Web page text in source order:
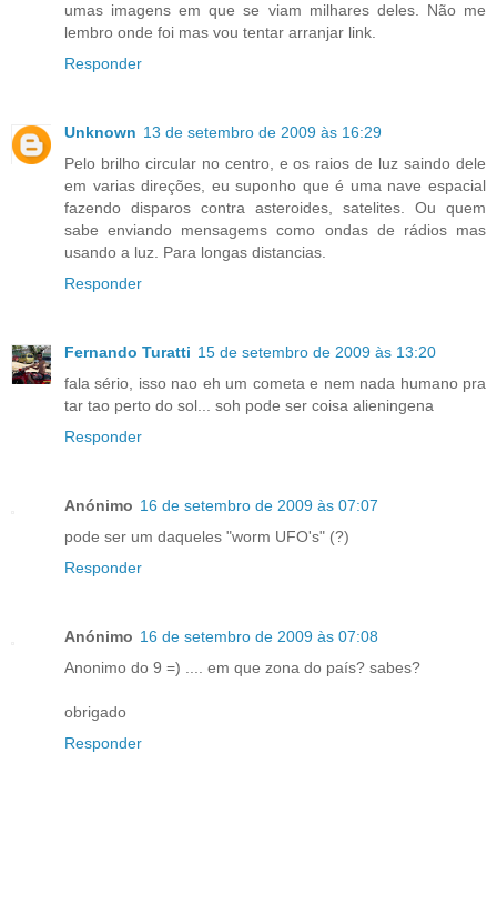
umas imagens em que se viam milhares deles. Não me
lembro onde foi mas vou tentar arranjar link.
Responder
Unknown 13 de setembro de 2009 às 16:29
Pelo brilho circular no centro, e os raios de luz saindo dele
em varias direções, eu suponho que é uma nave espacial
fazendo disparos contra asteroides, satelites. Ou quem
sabe enviando mensagems como ondas de rádios mas
usando a luz. Para longas distancias.
Responder
Fernando Turatti 15 de setembro de 2009 às 13:20
fala sério, isso nao eh um cometa e nem nada humano pra
tar tao perto do sol... soh pode ser coisa alieningena
Responder
Anónimo 16 de setembro de 2009 às 07:07
pode ser um daqueles "worm UFO's" (?)
Responder
Anónimo 16 de setembro de 2009 às 07:08
Anonimo do 9 =) .... em que zona do país? sabes?
obrigado
Responder